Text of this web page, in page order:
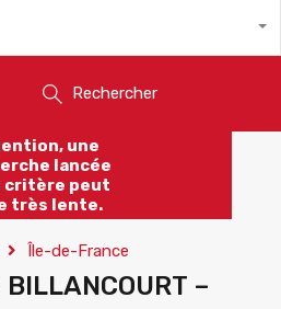
Rechercher
une
lancée
critère peut
très lente.
Île-de-France
BILLANCOURT –